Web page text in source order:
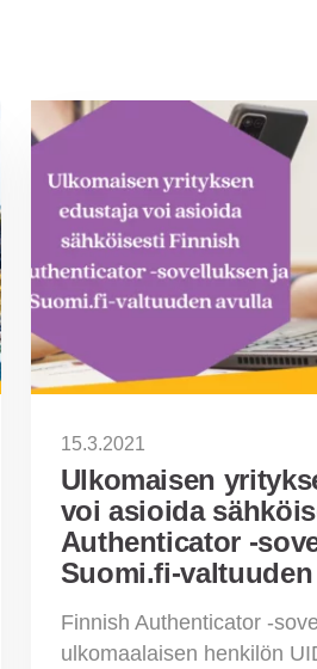
15.3.2021
Ulkomaisen
voi asioida
Authenticator -
Suomi.fi-
Finnish Authenticator -
ulkomaalaisen henkilön